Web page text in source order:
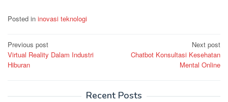
Posted in inovasi teknologi
Post
navigation
Previous post
Virtual Reality Dalam Industri
Hiburan
Next post
Chatbot Konsultasi Kesehatan
Mental Online
Recent Posts